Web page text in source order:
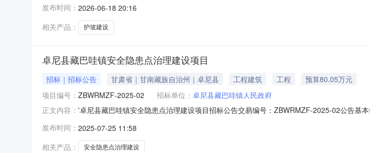
项目招标公告根据《招标投标法》、《甘肃省招标投标条例》、《必须招标的工程项目规
关于加快推
发布时间： 2026-06-18 20:16
相关产品：
护坡建设
卓尼县藏巴哇镇安全隐患点治理建设项目
招标｜招标公告 甘肃省｜甘南藏族自治州｜卓尼县 工程建筑 工程
预算80.05万元
项目编号： ZBWRMZF-2025-02 招标单位： 卓尼县藏巴哇镇人民政府
正文内容： '卓尼县藏巴哇镇安全隐患点治理建设项目招标公告交易编号：ZBWRMZF-2025-02公告基
哇镇安全隐患点治理建设项目招标公告ZBWRMZF-2025-02一、招标条件卓尼县藏巴哇镇
发布时间： 2025-07-25 11:58
相关产品：
安全隐患点治理建设